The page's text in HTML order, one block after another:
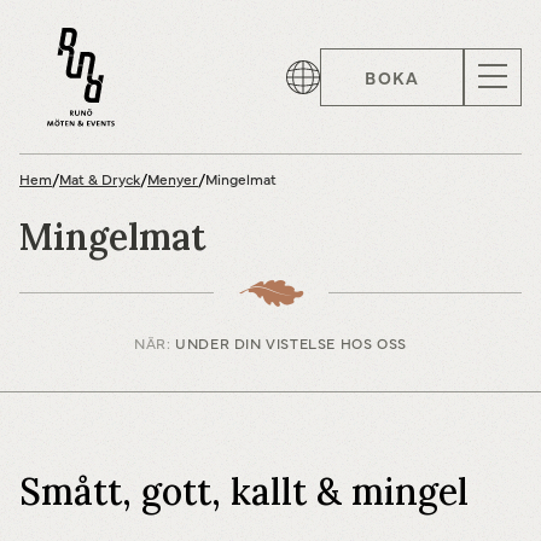
BOKA
Hem/Mat & Dryck/Menyer/Mingelmat
Mingelmat
NÄR: UNDER DIN VISTELSE HOS OSS
Smått, gott, kallt & mingel